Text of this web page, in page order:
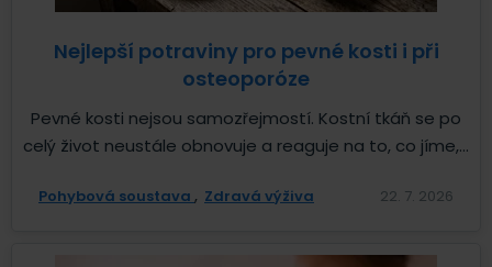
Nejlepší potraviny pro pevné kosti i při
osteoporóze
Pevné kosti nejsou samozřejmostí. Kostní tkáň se po
celý život neustále obnovuje a reaguje na to, co jíme,...
Pohybová soustava Zdravá výživa 22. 7. 2026